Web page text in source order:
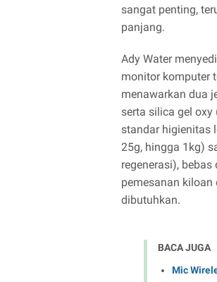
sangat penting,
panjang.
Ady Water
monitor komputer
menawarkan dua
serta silica gel
standar higienitas
25g, hingga 1kg)
regenerasi),
pemesanan
dibutuhkan.
BACA JUGA
Mic